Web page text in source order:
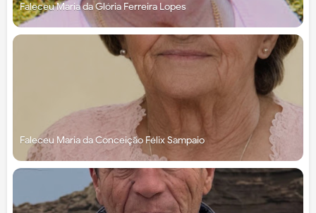
Faleceu Maria da Glória Ferreira Lopes
Faleceu Maria da Conceição Félix Sampaio